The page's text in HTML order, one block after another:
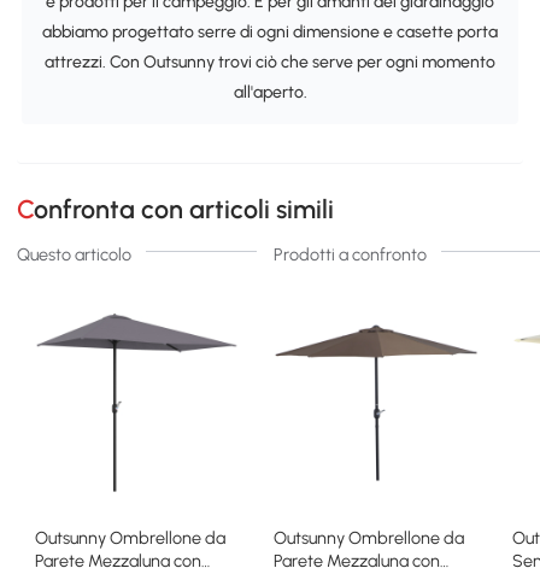
abbiamo progettato serre di ogni dimensione e casette porta
attrezzi. Con Outsunny trovi ciò che serve per ogni momento
all'aperto.
Confronta con articoli simili
Questo articolo Prodotti a confronto
Outsunny Ombrellone da
Parete Mezzaluna con
Outsunny Ombrellone da
Parete Mezzaluna con